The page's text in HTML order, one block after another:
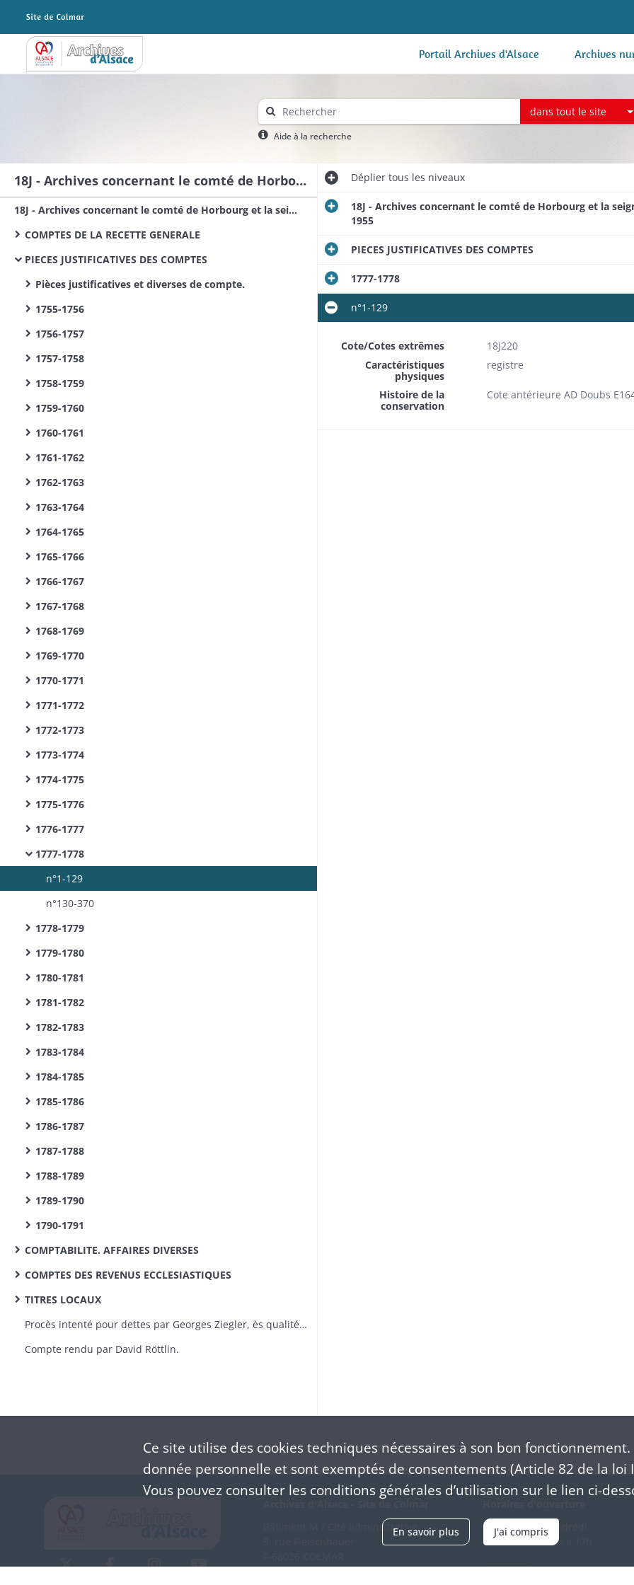
Archives Alsace - Colmar Portail Archives d'Alsace Archives
dans tout le site
Aide à la recherche
18J - Archives concernant le comté de Horbourg et la seigneurie de Riquewihr cédées par le Doubs au Haut-Rhin en 1955
18J - Archives concernant le comté de Horbourg et la seigneurie de Riquewihr cédées par le Doubs au Haut-Rhin en 1955
COMPTES DE LA RECETTE GENERALE
PIECES JUSTIFICATIVES DES COMPTES
Pièces justificatives et diverses de compte.
1755-1756
1756-1757
1757-1758
1758-1759
1759-1760
1760-1761
1761-1762
1762-1763
1763-1764
1764-1765
1765-1766
1766-1767
1767-1768
1768-1769
1769-1770
1770-1771
1771-1772
1772-1773
1773-1774
1774-1775
1775-1776
1776-1777
1777-1778
n°1-129
n°130-370
1778-1779
1779-1780
1780-1781
1781-1782
1782-1783
1783-1784
1784-1785
1785-1786
1786-1787
1787-1788
1788-1789
1789-1790
1790-1791
COMPTABILITE. AFFAIRES DIVERSES
COMPTES DES REVENUS ECCLESIASTIQUES
TITRES LOCAUX
Procès intenté pour dettes par Georges Ziegler, ès qualité de maître des eaux et forêts du comté de Horbourg-Riquewihr à Marie-Barbe Beisser, veuve de Jacques Asse, femme de Georges Kiegler, cabaretier à Ribeauvillé. (21 avril 1789 au 24 octobre 1790). - Extrait du compte de la scierie seigneuriale (1790-1791). - Aperçu sur l'histoire de la seigneurie de Horbourg-Riquewihr : anonyme, sans date (fin XVIIIe siècle).
Compte rendu par David Röttlin.
Dépliertous les niveaux
18J - Archives concernant le comté de Horbourg et la
1955
PIECES JUSTIFICATIVES DES COMPTES
1777-1778
n°1-129
Cote/Cotes extrêmes
18J220
Caractéristiques
physiques
registre
Histoire de la
conservation
Cote antérieure AD Doubs
Bâtiment M / Cité administrative
(+33) 3 89 21 97 00
Du mardi au vendredi
en continu de 9h à 17h
Ce site utilise des cookiestechniques nécessaires à son bon
donnée personnelle et sont exemptés de consentements (Article 82 de la
Vous pouvez consulter les conditions générales d’utilisation sur le lien ci-
En savoir plus J'ai compris